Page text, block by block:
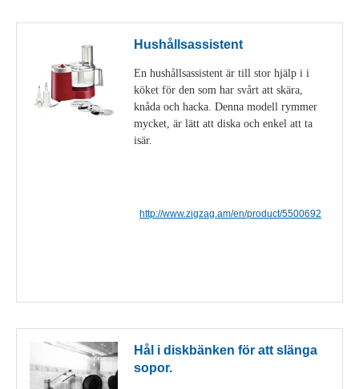
Hushållsassistent
En hushållsassistent är till stor hjälp i i
köket för den som har svårt att skära,
knåda och hacka. Denna modell rymmer
mycket, är lätt att diska och enkel att ta
isär.
http://www.zigzag.am/en/product/5500692
Hål i diskbänken för att slänga
sopor.